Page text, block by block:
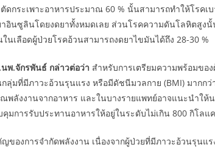
ดกระเพาะอาหารประมาณ 60 % นั้นสามารถทำให้โรคเ
อินซูลินโดยงดยาทั้งหมดเลย ส่วนโรคความดันโลหิตสูง
นเลือดผู้ป่วยโรคอ้วนสามารถงดยาไขมันได้ถึง 28-30 %
พันธ์ กล่าวต่อว่า สำหรับการเตรียมความพร้อมขอ
กลุ่มที่มีภาวะอ้วนรุนแรง หรือมีดัชนีมวลกาย (BMI) มากก
พลังงานจากอาหาร และในบางรายแพทย์อาจแนะนำใ
คุมการรับประทานอาหารให้อยู่ในระดับไม่เกิน 800 กิโล
งการจำกัดพลังงาน เนื่องจากผู้ป่วยที่มีภาวะอ้วนรุนแ